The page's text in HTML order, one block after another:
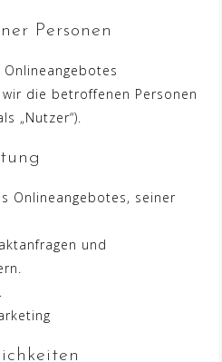
Personen
die betroffenen Personen
„Nutzer“).
Onlineangebotes, seiner
und